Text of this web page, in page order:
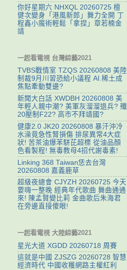
你好星期六 NHXQL 20260725 檀
健次變身「港風新郎」舞力全開 丁
程鑫小魔術輕鬆「拿捏」章若楠金
靖
一起看電視 台灣綜藝2021
TVBS戰情室 TZQS 20260808 美陸
制裁9月川習恐給小議程 AI.稀土成
焦點牽動雙邊?
新聞大白話 XWDBH 20260808 美
年輕人親中潮? 美軍灰溜溜退兵? 殲
20壓制F22? 高市不拜靖國?
健康2.0 JK20 20260808 暴汗沖冷
水澡竟急性腎損傷 排尿異常4大症
狀! 苦茶油爆苯駢芘超標 從油品顏
色看製程! 無毒教母4招代謝毒素!
Linking 368 Taiwan恁去台灣
20260808 嘉義鹿草
超級夜總會 CJYZH 20260725 今天
要嗨一整晚 經典年代歌曲 舞曲通通
來! 陳孟賢變比莉 金曲歌后朱海君
在旁邊直接傻眼!
一起看電視 大陸綜藝2021
星光大道 XGDD 20260718 周賽
這就是中國 ZJSZG 20260728 智慧
經濟時代 中國收穫網路主權紅利